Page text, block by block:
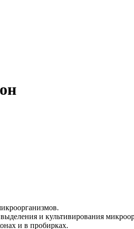
и культивирования
и в пробирках.